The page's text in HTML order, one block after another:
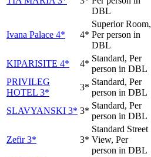
DBL
Ivana Palace 4* 4*
Superior Room,
Per person in
DBL
KIPARISITE 4* 4*
Standard, Per
person in DBL
PRIVILEG
HOTEL 3*
3*
Standard, Per
person in DBL
SLAVYANSKI 3* 3*
Standard, Per
person in DBL
Zefir 3* 3*
Standard Street
View, Per
person in DBL